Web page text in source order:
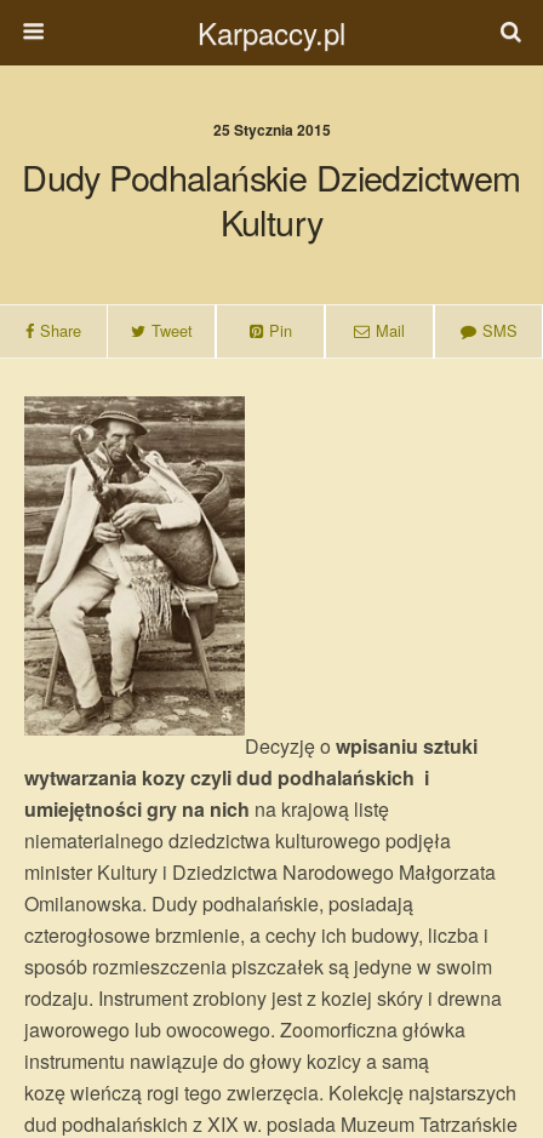
Karpaccy.pl
25 Stycznia 2015
Dudy Podhalańskie Dziedzictwem
Kultury
Share Tweet Pin Mail SMS
Decyzję o wpisaniu sztuki
wytwarzania kozy czyli dud podhalańskich i
umiejętności gry na nich na krajową listę
niematerialnego dziedzictwa kulturowego podjęła
minister Kultury i Dziedzictwa Narodowego Małgorzata
Omilanowska. Dudy podhalańskie, posiadają
czterogłosowe brzmienie, a cechy ich budowy, liczba i
sposób rozmieszczenia piszczałek są jedyne w swoim
rodzaju. Instrument zrobiony jest z koziej skóry i drewna
jaworowego lub owocowego. Zoomorficzna główka
instrumentu nawiązuje do głowy kozicy a samą
kozę wieńczą rogi tego zwierzęcia. Kolekcję najstarszych
dud podhalańskich z XIX w. posiada Muzeum Tatrzańskie